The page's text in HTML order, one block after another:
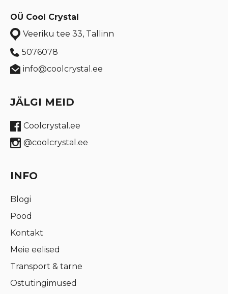
OÜ Cool Crystal
Veeriku tee 33, Tallinn
5076078
info@coolcrystal.ee
JÄLGI MEID
Coolcrystal.ee
@coolcrystal.ee
INFO
Blogi
Pood
Kontakt
Meie eelised
Transport & tarne
Ostutingimused